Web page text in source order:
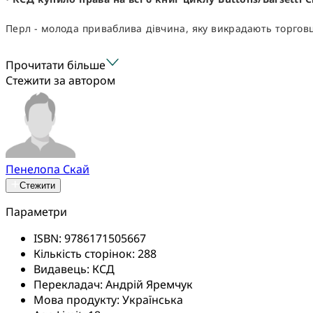
Перл - молода приваблива дівчина, яку викрадають
Прочитати більше
Стежити за автором
Пенелопа Скай
Стежити
Параметри
ISBN: 9786171505667
Кількість сторінок: 288
Видавець: КСД
Перекладач: Андрій Яремчук
Мова продукту: Українська